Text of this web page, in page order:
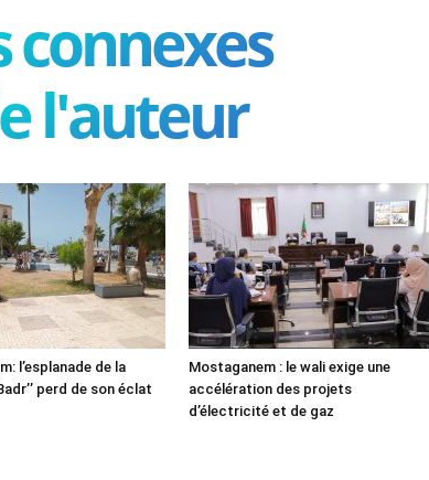
connexes
l'auteur
l’esplanade de la
perd de son éclat
Mostaganem : le wali exige une
accélération des projets
d’électricité et de gaz